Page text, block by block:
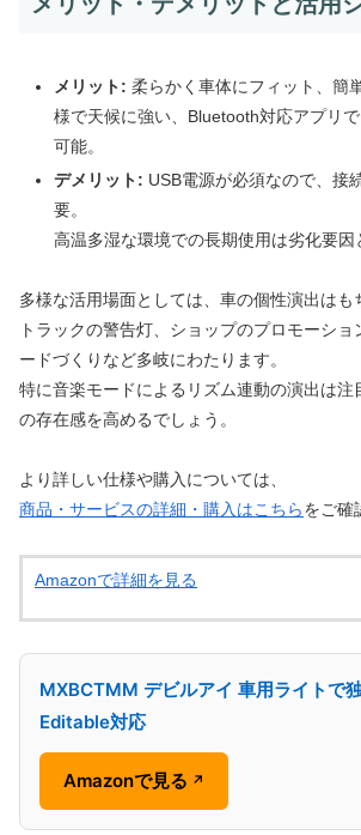
メリット: 柔らかく車体にフィット、簡
様で天候に強い、Bluetooth対応アプリ
可能。
デメリット: USB電源が必須なので、接
要。
高温多湿な環境での長期使用は劣化要因
多様な活用場面としては、車の個性演出はも
トラックの警告灯、ショップのプロモーショ
ードづくりなど多岐にわたります。
特に音楽モードによるリズム連動の演出は注
の存在感を高めるでしょう。
より詳しい仕様や購入については、
商品・サービスの詳細・購入はこちらをご確
Amazonで詳細を見る
MXBCTMM デビルアイ 車用ライトで
Editable対応
Amazonで見る ↗